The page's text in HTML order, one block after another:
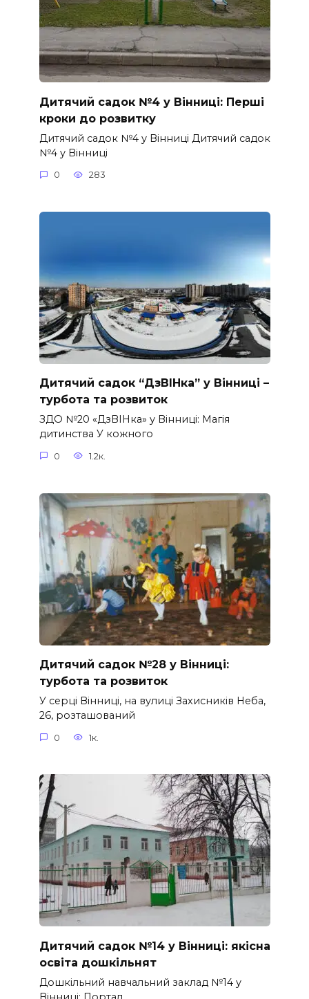
Дитячий садок №4 у Вінниці: Перші
кроки до розвитку
Дитячий садок №4 у Вінниці Дитячий садок
№4 у Вінниці
0 283
Дитячий садок “ДзВІНка” у Вінниці –
турбота та розвиток
ЗДО №20 «ДзВІНка» у Вінниці: Магія
дитинства У кожного
0 1.2к.
Дитячий садок №28 у Вінниці:
турбота та розвиток
У серці Вінниці, на вулиці Захисників Неба,
26, розташований
0 1к.
Дитячий садок №14 у Вінниці: якісна
освіта дошкільнят
Дошкільний навчальний заклад №14 у